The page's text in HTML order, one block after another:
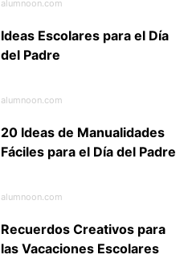
alumnoon.com
Ideas Escolares para el Día
del Padre
alumnoon.com
20 Ideas de Manualidades
Fáciles para el Día del Padre
alumnoon.com
Recuerdos Creativos para
las Vacaciones Escolares